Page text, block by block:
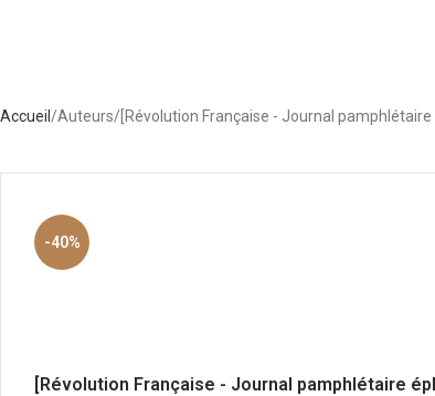
Accueil Auteurs [Révolution Française - Journal pamphlétaire
-40%
[Révolution Française - Journal pamphlétaire